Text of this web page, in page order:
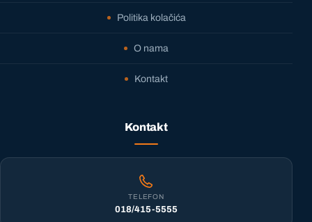
Politika kolačića
O nama
Kontakt
Kontakt
TELEFON
018/415-5555